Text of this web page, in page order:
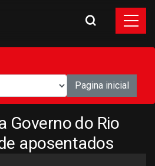
Pagina inicial
Governo do Rio
aposentados